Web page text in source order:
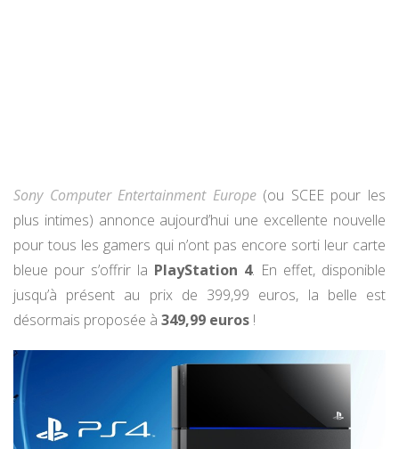
Sony Computer Entertainment Europe(ou SCEE pour les
plus intimes) annonce aujourd’hui une excellente nouvelle
pour tous les gamers qui n’ont pas encore sorti leur carte
bleue pour s’offrir la PlayStation 4. En effet, disponible
jusqu’à présent au prix de 399,99 euros, la belle est
désormais proposée à 349,99 euros !